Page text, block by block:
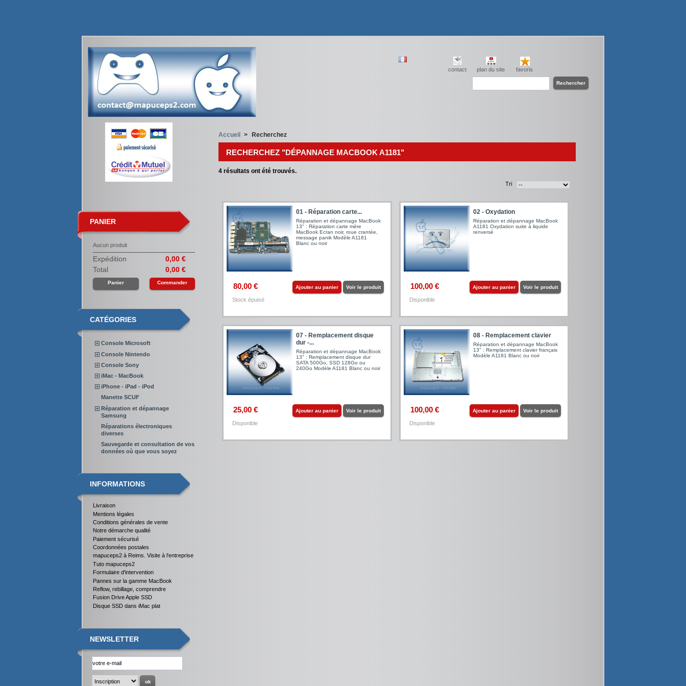
contact plan du site favoris
PANIER
Aucun produit
Expédition
0,00 €
Total
0,00 €
Panier Commander
CATÉGORIES
Console Microsoft
Console Nintendo
Console Sony
iMac - MacBook
iPhone - iPad - iPod
Manette SCUF
Réparation et dépannage
Samsung
Réparations électroniques
diverses
Sauvegarde et consultation de vos
données où que vous soyez
INFORMATIONS
Livraison
Mentions légales
Conditions générales de vente
Notre démarche qualité
Paiement sécurisé
Coordonnées postales
mapuceps2 à Reims. Visite à l'entreprise
Tuto mapuceps2
Formulaire d'intervention
Pannes sur la gamme MacBook
Reflow, rebillage, comprendre
Fusion Drive Apple SSD
Disque SSD dans iMac plat
NEWSLETTER
Accueil > Recherchez
RECHERCHEZ "DÉPANNAGE MACBOOK A1181"
4 résultats ont été trouvés.
Tri
01 - Réparation carte...
Réparation et dépannage MacBook
13" : Réparation carte mère
MacBook Ecran noir, roue crantée,
message panik Modèle A1181
Blanc ou noir
80,00 €
Stock épuisé
Ajouter au panier Voir le produit
02 - Oxydation
Réparation et dépannage MacBook
A1181 Oxydation suite à liquide
renversé
100,00 €
Disponible
Ajouter au panier Voir le produit
07 - Remplacement disque
dur -...
Réparation et dépannage MacBook
13" : Remplacement disque dur
SATA 500Go, SSD 128Go ou
240Go Modèle A1181 Blanc ou noir
25,00 €
Disponible
Ajouter au panier Voir le produit
08 - Remplacement clavier
Réparation et dépannage MacBook
13" : Remplacement clavier français
Modèle A1181 Blanc ou noir
100,00 €
Disponible
Ajouter au panier Voir le produit